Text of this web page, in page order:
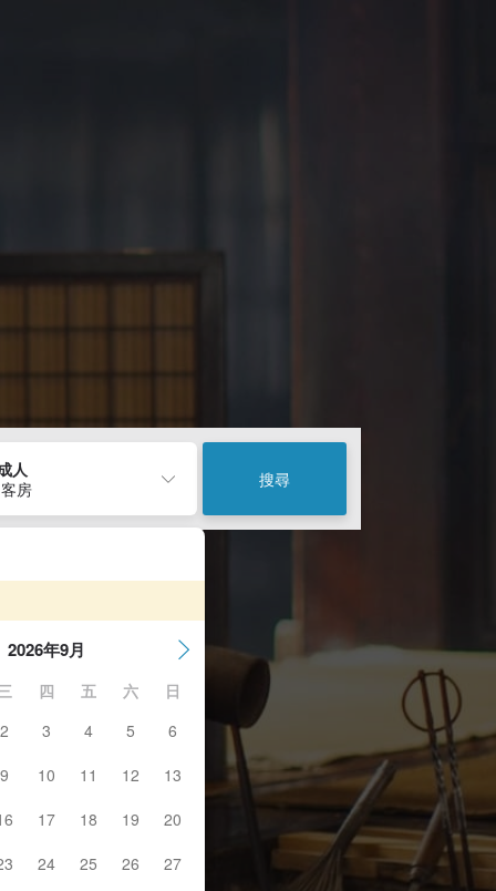
人
房
搜尋
2026年9月
四 五 六
日
2
3 4 5
6
9
10 11 12
13
17 18 19
20
24 25 26 27